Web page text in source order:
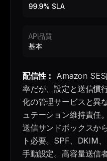
99.9% SLA
API品質
基本
配信性： Amazon
率だが、設定と送信慣
化の管理サービスと異
ュテーション維持責任
送信サンドボックスか
ト必要。SPF、DKIM
手動設定。高容量送信